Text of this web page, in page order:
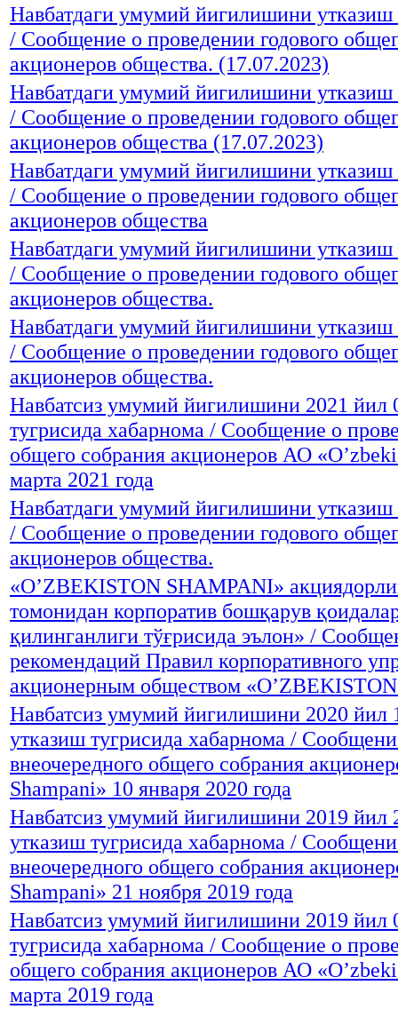
Навбатдаги умумий йигилишини утказиш
/ Сообщение о проведении годового
акционеров общества. (17.07.2023)
Навбатдаги умумий йигилишини утказиш
/ Сообщение о проведении годового
акционеров общества (17.07.2023)
Навбатдаги умумий йигилишини утказиш
/ Сообщение о проведении годового
акционеров общества
Навбатдаги умумий йигилишини утказиш
/ Сообщение о проведении годового
акционеров общества.
Навбатдаги умумий йигилишини утказиш
/ Сообщение о проведении годового
акционеров общества.
Навбатсиз умумий йигилишини 2021 йил
тугрисида хабарнома / Сообщение о
общего собрания акционеров АО
марта 2021 года
Навбатдаги умумий йигилишини утказиш
/ Сообщение о проведении годового
акционеров общества.
«O’ZBEKISTON SHAMPANI»
томонидан корпоратив бошқарув
қилинганлиги тўғрисида эълон» /
рекомендаций Правил корпоративного
акционерным обществом
Навбатсиз умумий йигилишини 2020 йил
утказиш тугрисида хабарнома /
внеочередного общего собрания
Shampani» 10 января 2020 года
Навбатсиз умумий йигилишини 2019 йил
утказиш тугрисида хабарнома /
внеочередного общего собрания
Shampani» 21 ноября 2019 года
Навбатсиз умумий йигилишини 2019 йил
тугрисида хабарнома / Сообщение о
общего собрания акционеров АО
марта 2019 года